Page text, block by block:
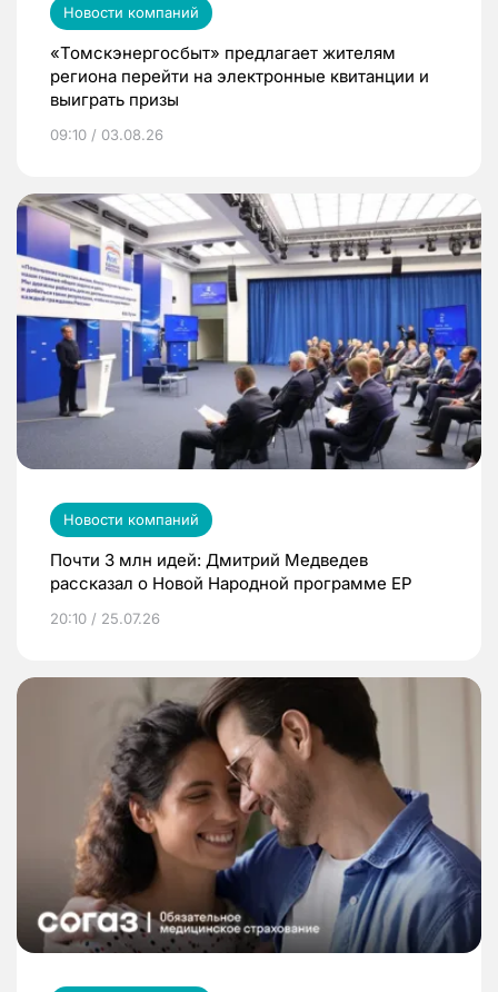
Новости компаний
«Томскэнергосбыт» предлагает жителям
региона перейти на электронные квитанции и
выиграть призы
09:10 / 03.08.26
Новости компаний
Почти 3 млн идей: Дмитрий Медведев
рассказал о Новой Народной программе ЕР
20:10 / 25.07.26